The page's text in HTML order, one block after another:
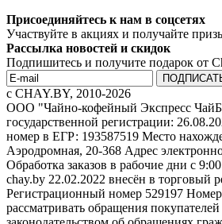
Присоединяйтесь к нам в соцсетях
Участвуйте в акциях и получайте
Рассылка новостей и скидок
Подпишитесь и получите подарок от
c CHAY.BY, 2010-2026
ООО "Чайно-кофейный Экспресс
государственной регистрации:
номер в ЕГР: 193587519 Место
Аэродромная, 20-368 Адрес
Обработка заказов в рабочие дни с
chay.by 22.02.2022 внесён в торговый
Регистрационный номер 529197
рассматривать обращения покупателей